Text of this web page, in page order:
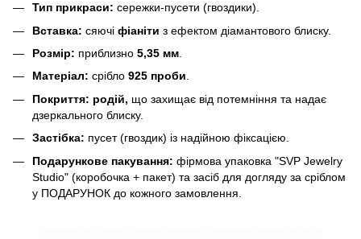
Тип прикраси: сережки-пусети (гвоздики).
Вставка: сяючі фіаніти з ефектом діамантового блиску.
Розмір: приблизно 5,35 мм
Матеріал: срібло 925 проби.
Покриття: родій, що захищає від потемніння та надає
дзеркального блиску.
Застібка: пусет (гвоздик) із надійною фіксацією.
Подарункове пакування: фірмова упаковка "SVP Jewelry
Studio" (коробочка + пакет) та засіб для догляду за сріблом
у ПОДАРУНОК до кожного замовлення.